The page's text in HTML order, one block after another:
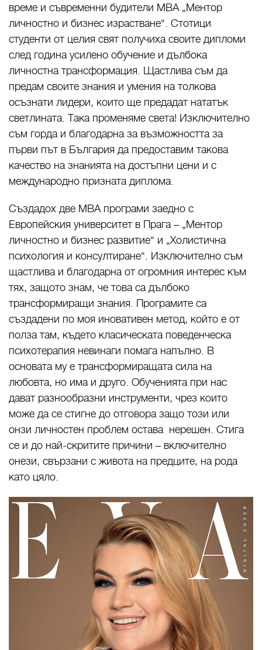
време и съвременни будители MBA „Ментор
личностно и бизнес израстване“. Стотици
студенти от целия свят получиха своите дипломи
след година усилено обучение и дълбока
личностна трансформация. Щастлива съм да
предам своите знания и умения на толкова
осъзнати лидери, които ще предадат нататък
светлината. Така променяме света! Изключително
съм горда и благодарна за възможността за
първи път в България да предоставим такова
качество на знанията на достъпни цени и с
международно призната диплома.
Създадох две МВА програми заедно с
Европейския университет в Прага – „Ментор
личностно и бизнес развитие“ и „Холистична
психология и консултиране“. Изключително съм
щастлива и благодарна от огромния интерес към
тях, защото знам, че това са дълбоко
трансформиращи знания. Програмите са
създадени по моя иновативен метод, който е от
полза там, където класическата поведенческа
психотерапия невинаги помага напълно. В
основата му е трансформиращата сила на
любовта, но има и друго. Обученията при нас
дават разнообразни инструменти, чрез които
може да се стигне до отговора защо този или
онзи личностен проблем остава нерешен. Стига
се и до най-скритите причини – включително
онези, свързани с живота на предците, на рода
като цяло.